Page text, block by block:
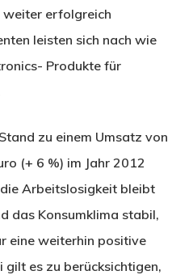
weiter erfolgreich
leisten sich nach wie
Produkte für
zu einem Umsatz von
(+ 6 %) im Jahr 2012
Arbeitslosigkeit bleibt
das Konsumklima stabil,
eine weiterhin positive
es zu berücksichtigen,